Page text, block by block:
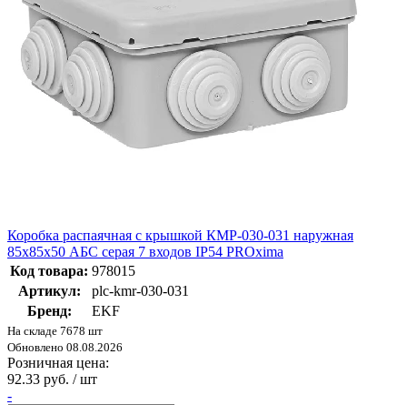
Коробка распаячная с крышкой КМР-030-031 наружная
85х85х50 АБС серая 7 входов IP54 PROxima
Код товара: 978015
Артикул:
plc-kmr-030-031
Бренд:
EKF
На складе 7678 шт
Обновлено 08.08.2026
Розничная цена:
92.33 руб. / шт
-